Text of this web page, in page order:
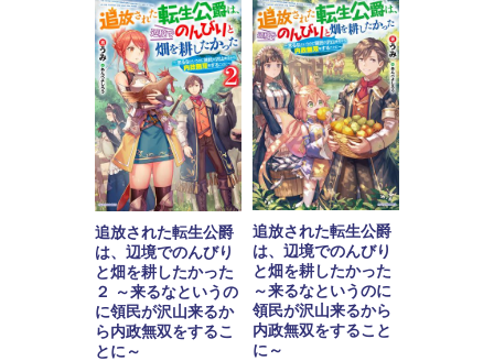
追放された転生公爵
は、辺境でのんびり
と畑を耕したかった
２ ～来るなというの
に領民が沢山来るか
ら内政無双をするこ
とに～
追放された転生公爵
は、辺境でのんびり
と畑を耕したかった
～来るなというのに
領民が沢山来るから
内政無双をすること
に～